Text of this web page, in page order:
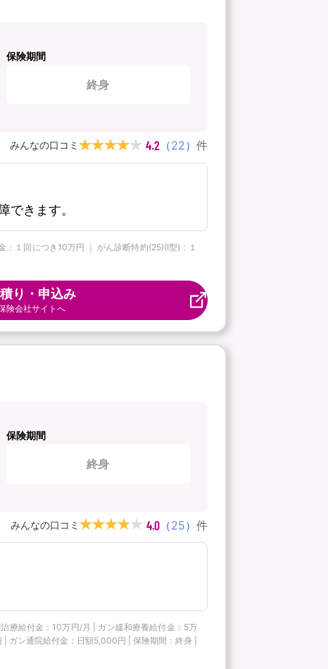
保険期間
終身
みんなの口コミ 4.2 （22） 件
できます。
１回につき10万円 ｜ がん診断特約(25)(Ⅰ型)：１
り・申込み
険会社サイトへ
保険期間
終身
みんなの口コミ 4.0 （25） 件
療給付金：10万円/月 | ガン緩和療養給付金：5万
ガン通院給付金：日額5,000円 | 保険期間：終身 |